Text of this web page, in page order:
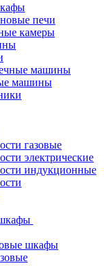
печи
камеры
машины
машины
газовые
электрические
индукционные
шкафы